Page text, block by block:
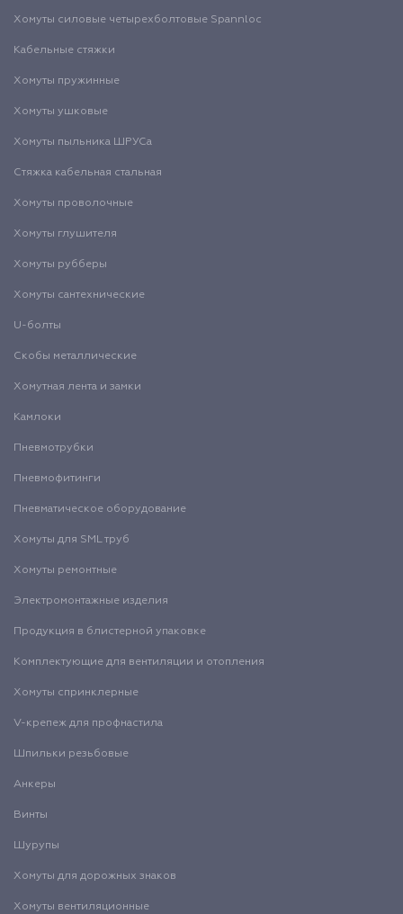
Хомуты силовые четырехболтовые Spannloc
Кабельные стяжки
Хомуты пружинные
Хомуты ушковые
Хомуты пыльника ШРУСа
Стяжка кабельная стальная
Хомуты проволочные
Хомуты глушителя
Хомуты рубберы
Хомуты сантехнические
U-болты
Скобы металлические
Хомутная лента и замки
Камлоки
Пневмотрубки
Пневмофитинги
Пневматическое оборудование
Хомуты для SML труб
Хомуты ремонтные
Электромонтажные изделия
Продукция в блистерной упаковке
Комплектующие для вентиляции и отопления
Хомуты спринклерные
V-крепеж для профнастила
Шпильки резьбовые
Анкеры
Винты
Шурупы
Хомуты для дорожных знаков
Хомуты вентиляционные